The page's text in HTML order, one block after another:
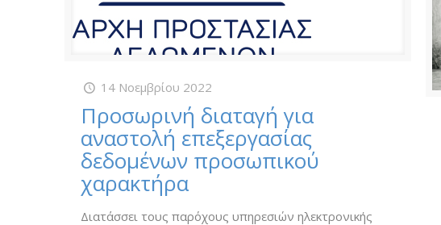
14 Νοεμβρίου 2022
Προσωρινή διαταγή για
αναστολή επεξεργασίας
δεδομένων προσωπικού
χαρακτήρα
Διατάσσει τους παρόχους υπηρεσιών ηλεκτρονικής